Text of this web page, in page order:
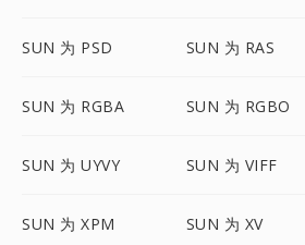
SUN 为 PSD SUN 为 RAS
SUN 为 RGBA SUN 为 RGBO
SUN 为 UYVY SUN 为 VIFF
SUN 为 XPM SUN 为 XV